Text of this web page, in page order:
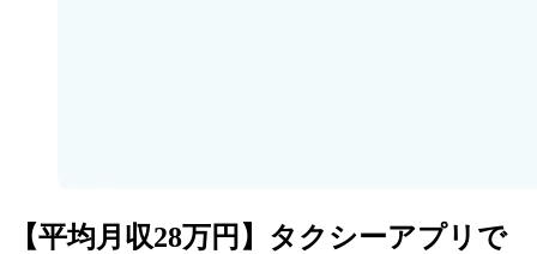
【平均月収28万円】タクシーアプリで